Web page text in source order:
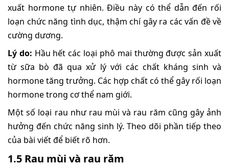
xuất hormone tự nhiên. Điều này có thể dẫn đến rối
loạn chức năng tình dục, thậm chí gây ra các vấn đề về
cường dương.
Lý do: Hầu hết các loại phô mai thường được sản xuất
từ sữa bò đã qua xử lý với các chất kháng sinh và
hormone tăng trưởng. Các hợp chất có thể gây rối loạn
hormone trong cơ thể nam giới.
Một số loại rau như rau mùi và rau răm cũng gây ảnh
hưởng đến chức năng sinh lý. Theo dõi phần tiếp theo
của bài viết để biết rõ hơn.
1.5 Rau mùi và rau răm